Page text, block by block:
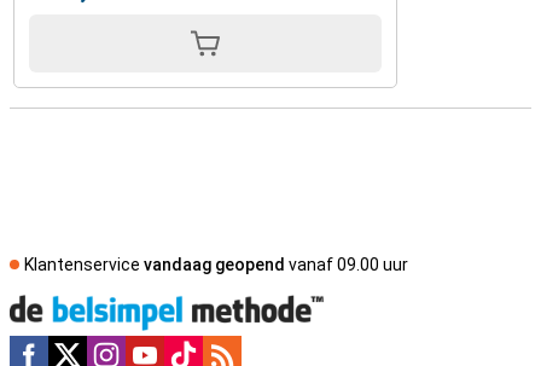
Klantenservice vandaag geopend vanaf 09.00 uur
Social media